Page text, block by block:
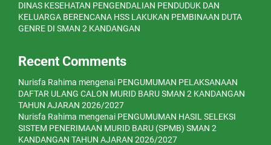
DINAS KESEHATAN PENGENDALIAN PENDUDUK DAN
KELUARGA BERENCANA HSS LAKUKAN PEMBINAAN DUTA
GENRE DI SMAN 2 KANDANGAN
Recent Comments
Nurisfa Rahima mengenai PENGUMUMAN PELAKSANAAN
DAFTAR ULANG CALON MURID BARU SMAN 2 KANDANGAN
TAHUN AJARAN 2026/2027
Nurisfa Rahima mengenai PENGUMUMAN HASIL SELEKSI
SISTEM PENERIMAAN MURID BARU (SPMB) SMAN 2
KANDANGAN TAHUN AJARAN 2026/2027